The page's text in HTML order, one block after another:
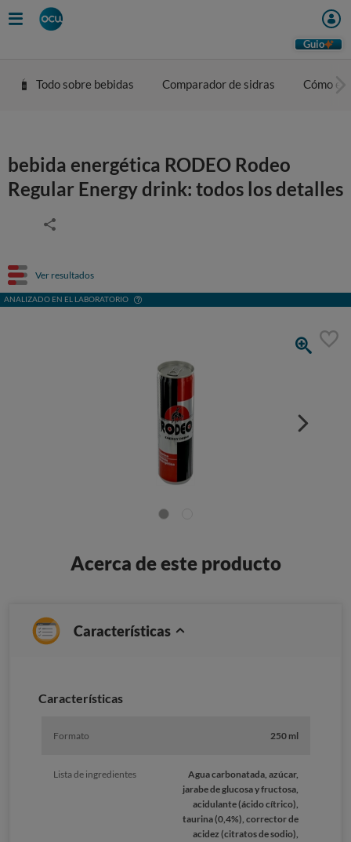
Guio
Todo sobre bebidas Comparador de sidras Cómo
bebida energética RODEO Rodeo
Regular Energy drink: todos los detalles
Ver resultados
ANALIZADO EN EL LABORATORIO
Acerca de este producto
Características
Caracterí­sticas
Formato 250 ml
Lista de ingredientes
Agua carbonatada, azúcar,
jarabe de glucosa y fructosa,
acidulante (ácido cítrico),
taurina (0,4%), corrector de
acidez (citratos de sodio),